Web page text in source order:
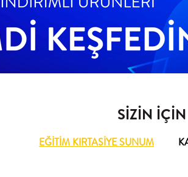
SİZİN
EĞİTİM KIRTASİYE SUNUM